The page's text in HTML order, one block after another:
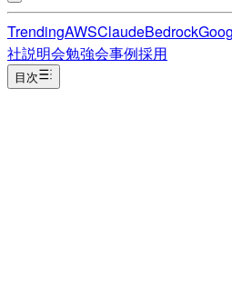
TrendingAWSClaudeBedrock
社説明会勉強会事例採用
目次